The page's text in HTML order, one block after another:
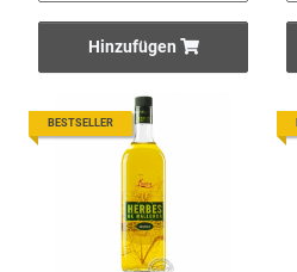
Hinzufügen
BESTSELLER